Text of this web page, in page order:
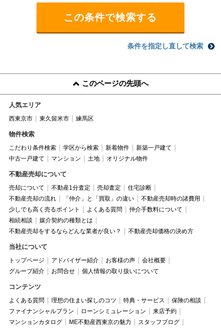
条件を指定し直して検索
このページの先頭へ
人気エリア
西東京市 東久留米市 練馬区
物件検索
こだわり条件検索 学区から検索 新着物件
新築一戸建て
中古一戸建て
マンション 土地 オリジナル物件
不動産売却について
売却について 不動産1分査定 売却査定
住宅診断
不動産売却の流れ
「仲介」と「買取」の違い
不動産売却時の諸費用
少しでも高く売るポイント
よくある質問
仲介手数料について
相続相談
媒介契約の種類とは
不動産売却をするならどんな業者が良い？
不動産売却価格の決め方
当社について
トップページ アドバイザー紹介 お客様の声
会社概要
グループ紹介
お問合せ 個人情報の取り扱いについて
コンテンツ
よくある質問 理想の住まい探しのコツ 特典・サービス
保険の相談
ファイナンシャルプラン
ローンシミュレーション
来店予約
マンションカタログ
ME不動産西東京の魅力
スタッフブログ